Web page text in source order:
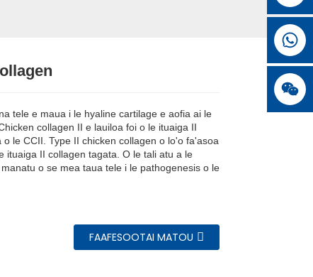
tele e maua i le hyaline cartilage e aofia ai le
collagen II e lauiloa foi o le ituaiga II
le CCII. Type II chicken collagen o lo'o fa'asoa
ituaiga II collagen tagata. O le tali atu a le
o se mea taua tele i le pathogenesis o le
FAAFESOOTAI MATOU